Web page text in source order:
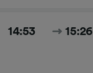
14:53 15:26